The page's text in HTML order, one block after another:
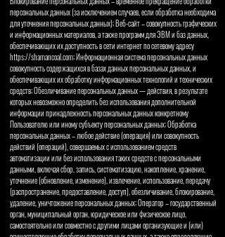
персональных данных (за исключением случаев, если обработка необходима
для уточнения персональных данных); Веб-сайт – совокупность графических
и информационных материалов, а также программ для ЭВМ и баз данных,
обеспечивающих их доступность в сети интернет по сетевому адресу
https://shamancoal.com; Информационная система персональных данных
совокупность содержащихся в базах данных персональных данных, и
обеспечивающих их обработку информационных технологий и технических
средств; Обезличивание персональных данных — действия, в результате
которых невозможно определить без использования дополнительной
информации принадлежность персональных данных конкретному
Пользователю или иному субъекту персональных данных; Обработка
персональных данных – любое действие (операция) или совокупность
действий (операций), совершаемых с использованием средств
автоматизации или без использования таких средств с персональными
данными, включая сбор, запись, систематизацию, накопление, хранение,
уточнение (обновление, изменение), извлечение, использование, передачу
(распространение, предоставление, доступ), обезличивание, блокирование,
удаление, уничтожение персональных данных; Оператор – государственный
орган, муниципальный орган, юридическое или физическое лицо,
самостоятельно или совместно с другими лицами организующие и (или)